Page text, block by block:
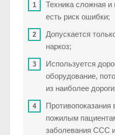
Техника сложная и
есть риск ошибки;
Допускается
наркоз;
Используется
оборудование,
из наиболее
Противопоказания
пожилым
заболевания ССС